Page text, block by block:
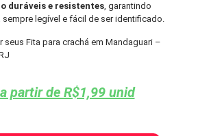
duráveis e resistentes, garantindo
sempre legível e fácil de ser identificado.
seus Fita para crachá em Mandaguari –
partir de R$1,99 unid